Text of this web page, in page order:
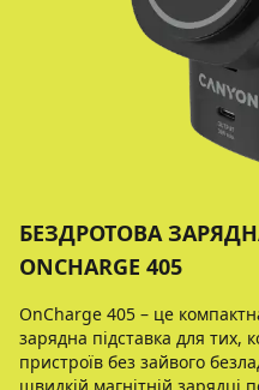
БЕЗДРОТОВА
ONCHARGE 405
OnCharge 405 – це
зарядна підставка для тих,
пристроїв без зайвого